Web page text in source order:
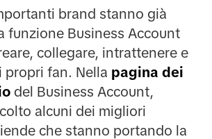
brand stanno già
funzione Business Account
collegare, intrattenere e
propri fan. Nella pagina dei
del Business Account,
alcuni dei migliori
che stanno portando la